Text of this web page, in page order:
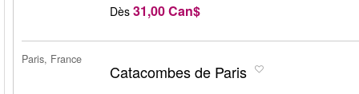
Dès 31,00 Can$
Paris, France
Catacombes de Paris